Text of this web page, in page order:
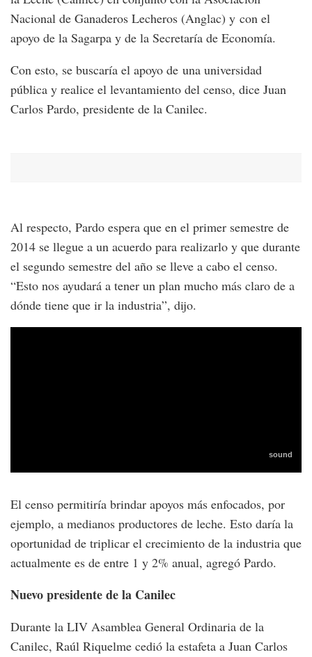
Nacional de Ganaderos Lecheros (Anglac) y con el
apoyo de la Sagarpa y de la Secretaría de Economía.
Con esto, se buscaría el apoyo de una universidad
pública y realice el levantamiento del censo, dice Juan
Carlos Pardo, presidente de la Canilec.
Al respecto, Pardo espera que en el primer semestre de
2014 se llegue a un acuerdo para realizarlo y que durante
el segundo semestre del año se lleve a cabo el censo.
“Esto nos ayudará a tener un plan mucho más claro de a
dónde tiene que ir la industria”, dijo.
El censo permitiría brindar apoyos más enfocados, por
ejemplo, a medianos productores de leche. Esto daría la
oportunidad de triplicar el crecimiento de la industria que
actualmente es de entre 1 y 2% anual, agregó Pardo.
Nuevo presidente de la Canilec
Durante la LIV Asamblea General Ordinaria de la
Canilec, Raúl Riquelme cedió la estafeta a Juan Carlos